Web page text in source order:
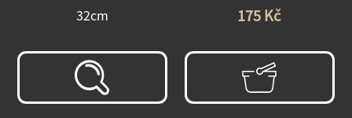
32cm 175 Kč